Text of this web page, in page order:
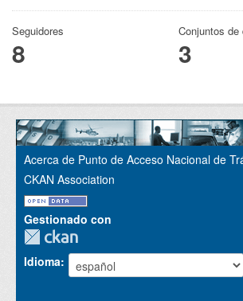
Seguidores
8
Conjuntos de
3
Acerca de Punto de Acceso Nacional de
CKAN Association
Gestionado con
Idioma